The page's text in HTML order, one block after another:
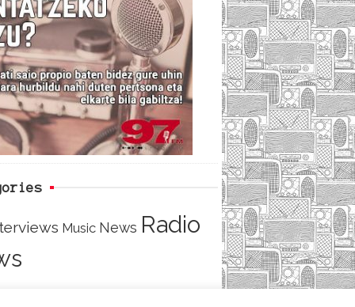
t
t
e
r
d
Music News Radio